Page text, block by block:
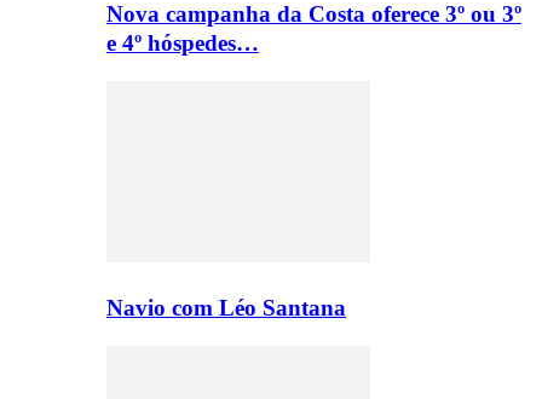
Nova campanha da Costa oferece 3º ou 3º
e 4º hóspedes…
Navio com Léo Santana